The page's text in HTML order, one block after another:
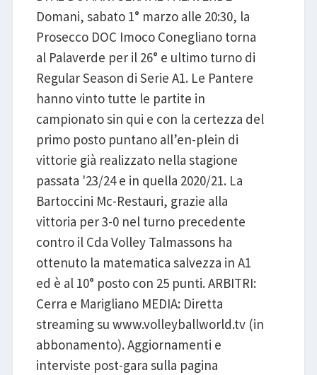
Domani, sabato 1° marzo alle 20:30, la
Prosecco DOC Imoco Conegliano torna
al Palaverde per il 26° e ultimo turno di
Regular Season di Serie A1. Le Pantere
hanno vinto tutte le partite in
campionato sin qui e con la certezza del
primo posto puntano all’en-plein di
vittorie già realizzato nella stagione
passata '23/24 e in quella 2020/21. La
Bartoccini Mc-Restauri, grazie alla
vittoria per 3-0 nel turno precedente
contro il Cda Volley Talmassons ha
ottenuto la matematica salvezza in A1
ed è al 10° posto con 25 punti. ARBITRI:
Cerra e Marigliano MEDIA: Diretta
streaming su www.volleyballworld.tv (in
abbonamento). Aggiornamenti e
interviste post-gara sulla pagina